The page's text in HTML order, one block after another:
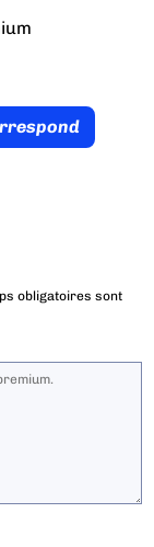
obligatoires sont